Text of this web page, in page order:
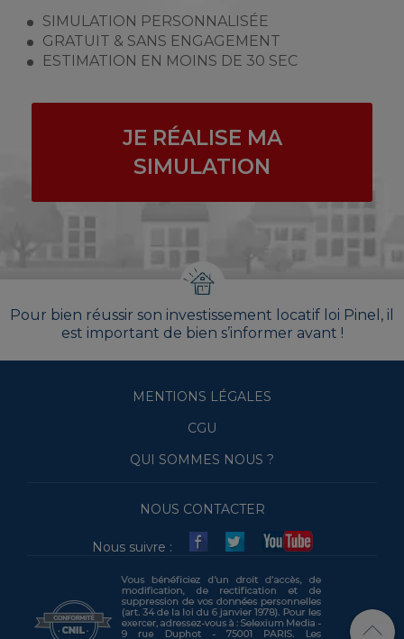
SIMULATION PERSONNALISÉE
GRATUIT & SANS ENGAGEMENT
ESTIMATION EN MOINS DE 30 SEC
JE RÉALISE MA
SIMULATION
Pour bien réussir son investissement locatif loi Pinel, il
est important de bien s’informer avant !
MENTIONS LÉGALES
CGU
QUI SOMMES NOUS ?
NOUS CONTACTER
Nous suivre :